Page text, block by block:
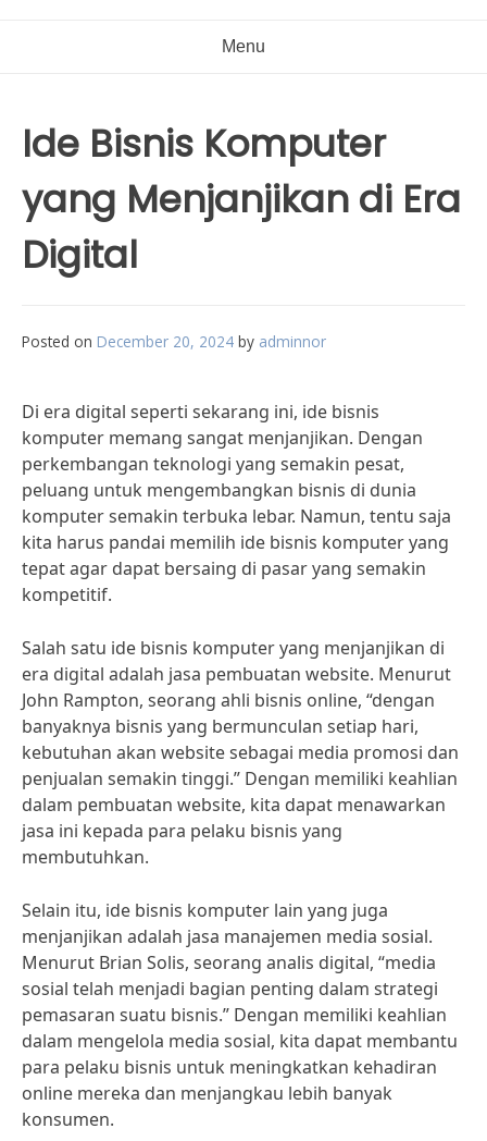
Menu
Ide Bisnis Komputer
yang Menjanjikan di Era
Digital
Posted on December 20, 2024 by adminnor
Di era digital seperti sekarang ini, ide bisnis
komputer memang sangat menjanjikan. Dengan
perkembangan teknologi yang semakin pesat,
peluang untuk mengembangkan bisnis di dunia
komputer semakin terbuka lebar. Namun, tentu saja
kita harus pandai memilih ide bisnis komputer yang
tepat agar dapat bersaing di pasar yang semakin
kompetitif.
Salah satu ide bisnis komputer yang menjanjikan di
era digital adalah jasa pembuatan website. Menurut
John Rampton, seorang ahli bisnis online, “dengan
banyaknya bisnis yang bermunculan setiap hari,
kebutuhan akan website sebagai media promosi dan
penjualan semakin tinggi.” Dengan memiliki keahlian
dalam pembuatan website, kita dapat menawarkan
jasa ini kepada para pelaku bisnis yang
membutuhkan.
Selain itu, ide bisnis komputer lain yang juga
menjanjikan adalah jasa manajemen media sosial.
Menurut Brian Solis, seorang analis digital, “media
sosial telah menjadi bagian penting dalam strategi
pemasaran suatu bisnis.” Dengan memiliki keahlian
dalam mengelola media sosial, kita dapat membantu
para pelaku bisnis untuk meningkatkan kehadiran
online mereka dan menjangkau lebih banyak
konsumen.